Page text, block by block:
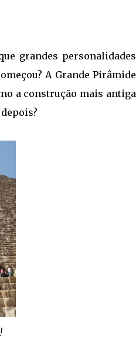
grandes personalidades
A Grande Pirâmide
a construção mais antiga